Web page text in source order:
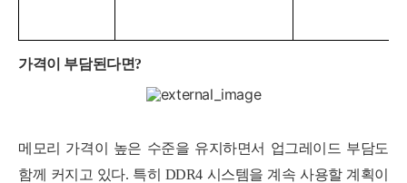
가격이 부담된다면?
메모리 가격이 높은 수준을 유지하면서 업그레이드 부담도
함께 커지고 있다. 특히 DDR4 시스템을 계속 사용할 계획이